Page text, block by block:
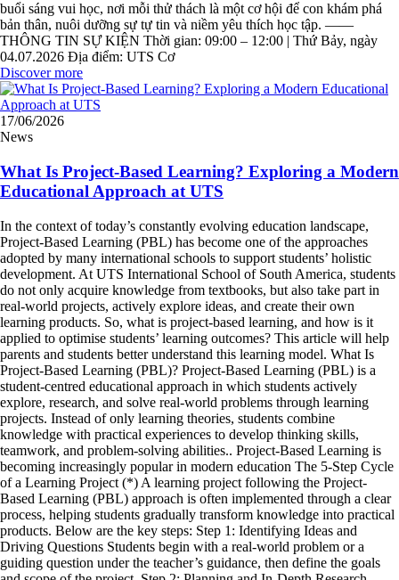
buổi sáng vui học, nơi mỗi thử thách là một cơ hội để con khám phá
bản thân, nuôi dưỡng sự tự tin và niềm yêu thích học tập. ——
THÔNG TIN SỰ KIỆN Thời gian: 09:00 – 12:00 | Thứ Bảy, ngày
04.07.2026 Địa điểm: UTS Cơ
Discover more
17/06/2026
News
What Is Project-Based Learning? Exploring a Modern
Educational Approach at UTS
In the context of today’s constantly evolving education landscape,
Project-Based Learning (PBL) has become one of the approaches
adopted by many international schools to support students’ holistic
development. At UTS International School of South America, students
do not only acquire knowledge from textbooks, but also take part in
real-world projects, actively explore ideas, and create their own
learning products. So, what is project-based learning, and how is it
applied to optimise students’ learning outcomes? This article will help
parents and students better understand this learning model. What Is
Project-Based Learning (PBL)? Project-Based Learning (PBL) is a
student-centred educational approach in which students actively
explore, research, and solve real-world problems through learning
projects. Instead of only learning theories, students combine
knowledge with practical experiences to develop thinking skills,
teamwork, and problem-solving abilities.. Project-Based Learning is
becoming increasingly popular in modern education The 5-Step Cycle
of a Learning Project (*) A learning project following the Project-
Based Learning (PBL) approach is often implemented through a clear
process, helping students gradually transform knowledge into practical
products. Below are the key steps: Step 1: Identifying Ideas and
Driving Questions Students begin with a real-world problem or a
guiding question under the teacher’s guidance, then define the goals